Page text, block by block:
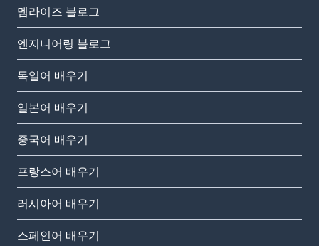
멤라이즈 블로그
엔지니어링 블로그
독일어 배우기
일본어 배우기
중국어 배우기
프랑스어 배우기
러시아어 배우기
스페인어 배우기